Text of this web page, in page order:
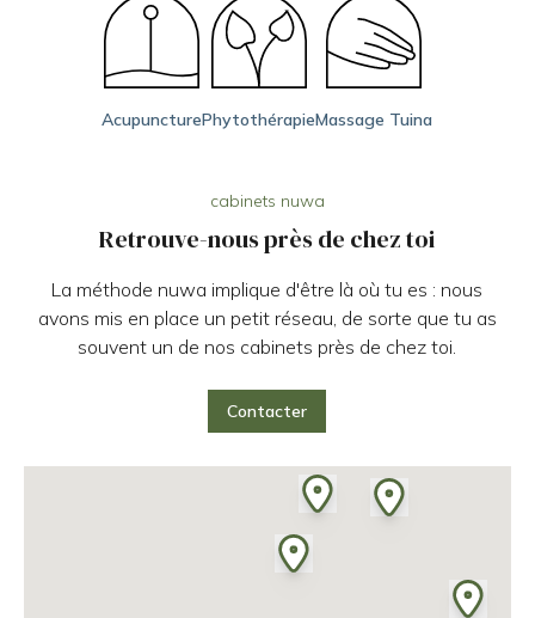
AcupuncturePhytothérapieMassage Tuina
cabinets nuwa
Retrouve-nous près de chez toi
La méthode nuwa implique d'être là où tu es : nous
avons mis en place un petit réseau, de sorte que tu as
souvent un de nos cabinets près de chez toi.
Contacter